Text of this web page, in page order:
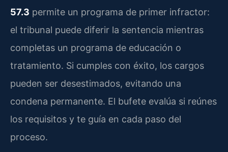
57.3 permite un programa de primer infractor:
el tribunal puede diferir la sentencia mientras
completas un programa de educación o
tratamiento. Si cumples con éxito, los cargos
pueden ser desestimados, evitando una
condena permanente. El bufete evalúa si reúnes
los requisitos y te guía en cada paso del
proceso.